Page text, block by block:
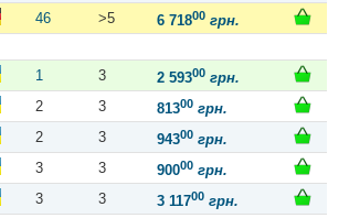
46 >5 6 71800 грн.
1 3 2 59300 грн.
2 3 81300 грн.
2 3 94300 грн.
3 3 90000 грн.
3 3 3 11700 грн.